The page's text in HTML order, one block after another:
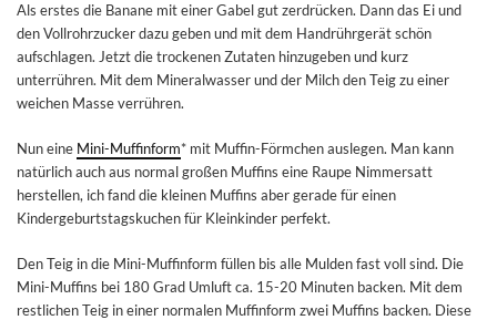
Als erstes die Banane mit einer Gabel gut zerdrücken. Dann das Ei und
den Vollrohrzucker dazu geben und mit dem Handrührgerät schön
aufschlagen. Jetzt die trockenen Zutaten hinzugeben und kurz
unterrühren. Mit dem Mineralwasser und der Milch den Teig zu einer
weichen Masse verrühren.
Nun eine Mini-Muffinform* mit Muffin-Förmchen auslegen. Man kann
natürlich auch aus normal großen Muffins eine Raupe Nimmersatt
herstellen, ich fand die kleinen Muffins aber gerade für einen
Kindergeburtstagskuchen für Kleinkinder perfekt.
Den Teig in die Mini-Muffinform füllen bis alle Mulden fast voll sind. Die
Mini-Muffins bei 180 Grad Umluft ca. 15-20 Minuten backen. Mit dem
restlichen Teig in einer normalen Muffinform zwei Muffins backen. Diese